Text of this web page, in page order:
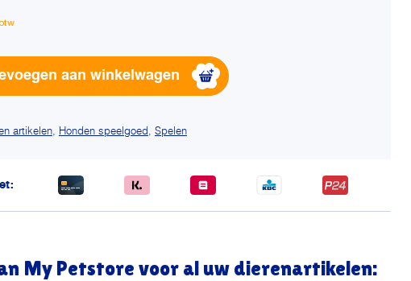
aan winkelwagen
artikelen, Honden speelgoed, Spelen
My Petstore voor al uw dierenartikelen: